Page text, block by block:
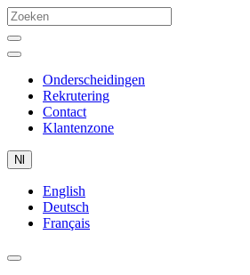
Onderscheidingen
Rekrutering
Contact
Klantenzone
Nl
English
Deutsch
Français